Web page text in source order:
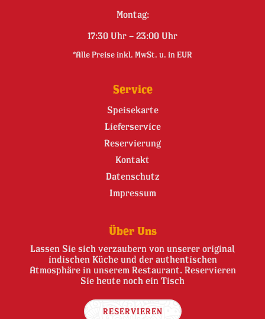
Montag:
17:30 Uhr – 23:00 Uhr
*Alle Preise inkl. MwSt. u. in EUR
Service
Speisekarte
Lieferservice
Reservierung
Kontakt
Datenschutz
Impressum
Über Uns
Lassen Sie sich verzaubern von unserer original
indischen Küche und der authentischen
Atmosphäre in unserem Restaurant. Reservieren
Sie heute noch ein Tisch
RESERVIEREN